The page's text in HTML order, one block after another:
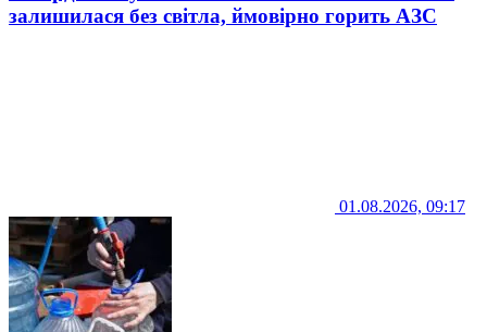
залишилася без світла, ймовірно горить АЗС
01.08.2026, 09:17